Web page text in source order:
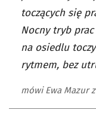
toczących się
Nocny tryb prac
na osiedlu
rytmem, bez
mówi Ewa Mazur